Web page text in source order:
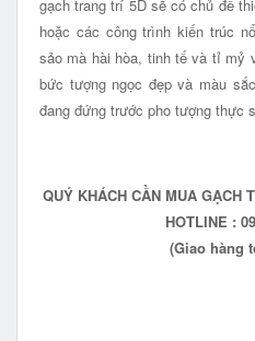
gạch trang trí 5D sẽ có chủ đề
hoặc các công trình kiến trúc
sảo mà hài hòa, tinh tế và tỉ mỷ
bức tượng ngọc đẹp và màu
đang đứng trước pho tượng thực
QUÝ KHÁCH CẦN MUA GẠCH
HOTLINE :
(Giao hàng